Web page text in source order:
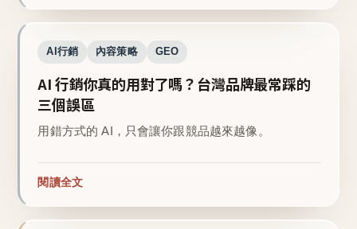
AI行銷 內容策略 GEO
AI 行銷你真的用對了嗎？台灣品牌最常踩的
三個誤區
用錯方式的 AI，只會讓你跟競品越來越像。
閱讀全文